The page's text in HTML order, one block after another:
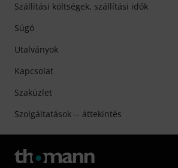
Szállítási költségek, szállítási idők
Súgó
Utalványok
Kapcsolat
Szaküzlet
Szolgáltatások -- áttekintés